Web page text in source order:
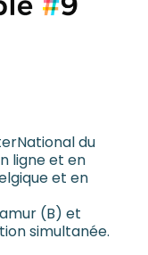
du
ligne et en
et en
(B) et
simultanée.